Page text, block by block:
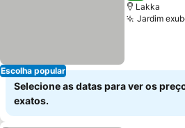
Escolha popular
Lakka
Jardim
Selecione as datas para ver os
exatos.